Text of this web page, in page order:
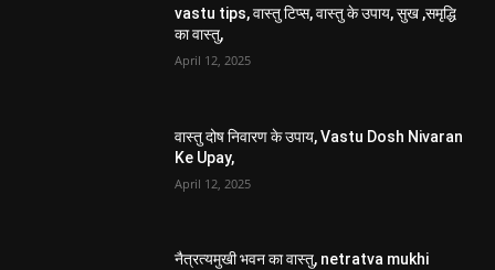
vastu tips, वास्तु टिप्स, वास्तु के उपाय, सुख ,समृद्धि
का वास्तु,
April 12, 2025
वास्तु दोष निवारण के उपाय, Vastu Dosh Nivaran
Ke Upay,
April 12, 2025
नैत्रत्यमुखी भवन का वास्तु, netratva mukhi